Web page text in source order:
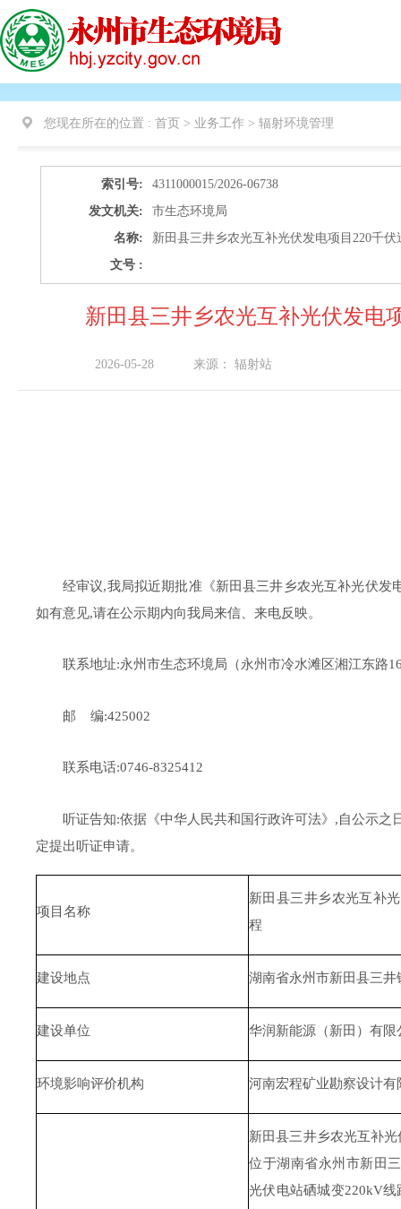
您现在所在的位置 : 首页 > 业务工作 > 辐射环境管理
索引号:
4311000015/2026-06738
发文机关:
市生态环境局
名称:
新田县三井乡农光互补光伏发电项目220千
文号 :
新田县三井乡农光互补光伏发电
2026-05-28 来源： 辐射站
经审议,我局拟近期批准《新田县三井乡农光互补光伏发
如有意见,请在公示期内向我局来信、来电反映。
联系地址:永州市生态环境局（永州市冷水滩区湘江东路
邮 编:425002
联系电话:0746-8325412
听证告知:依据《中华人民共和国行政许可法》,自公示
定提出听证申请。
项目名称
新田县三井乡农光互补
程
建设地点 湖南省永州市新田县三井
建设单位 华润新能源（新田）有限
环境影响评价机构 河南宏程矿业勘察设计有
新田县三井乡农光互补
位于湖南省永州市新田
光伏电站硒城变220kV